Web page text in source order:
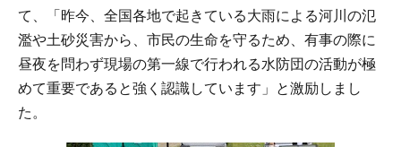
て、「昨今、全国各地で起きている大雨による河川の氾
濫や土砂災害から、市民の生命を守るため、有事の際に
昼夜を問わず現場の第一線で行われる水防団の活動が極
めて重要であると強く認識しています」と激励しまし
た。